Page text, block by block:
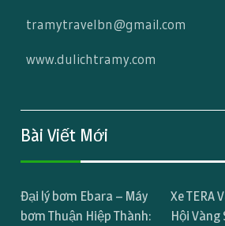
tramytravelbn@gmail.com
www.dulichtramy.com
Bài Viết Mới
Đại lý bơm Ebara – Máy
bơm Thuận Hiệp Thành:
Xe TERA
Hội Vàng